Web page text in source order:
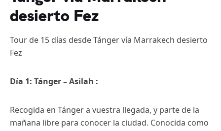
desierto Fez
Tour de 15 días desde Tánger vía Marrakech desierto
Fez
Día 1: Tánger – Asilah :
Recogida en Tánger a vuestra llegada, y parte de la
mañana libre para conocer la ciudad. Conocida como